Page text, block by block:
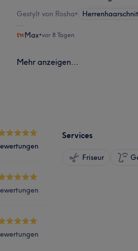
Gestylt von Rosha•
Max•vor 8 Tagen
Mehr anzeigen...
Services
Friseur